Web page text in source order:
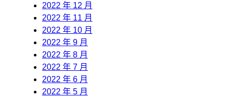
2022 年 12 月
2022 年 11 月
2022 年 10 月
2022 年 9 月
2022 年 8 月
2022 年 7 月
2022 年 6 月
2022 年 5 月